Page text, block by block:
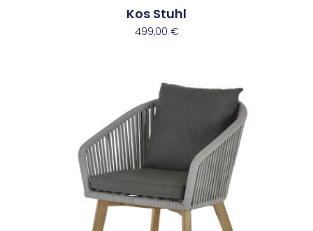
Kos Stuhl
499,00 €